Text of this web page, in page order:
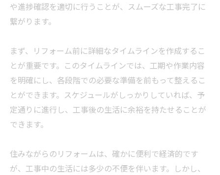
や進捗確認を適切に行うことが、スムーズな工事完了に
繋がります。
まず、リフォーム前に詳細なタイムラインを作成するこ
とが重要です。このタイムラインでは、工期や作業内容
を明確にし、各段階での必要な準備を前もって整えるこ
とができます。スケジュールがしっかりしていれば、予
定通りに進行し、工事後の生活に余裕を持たせることが
できます。
住みながらのリフォームは、確かに便利で経済的です
が、工事中の生活には多少の不便を伴います。しかし、